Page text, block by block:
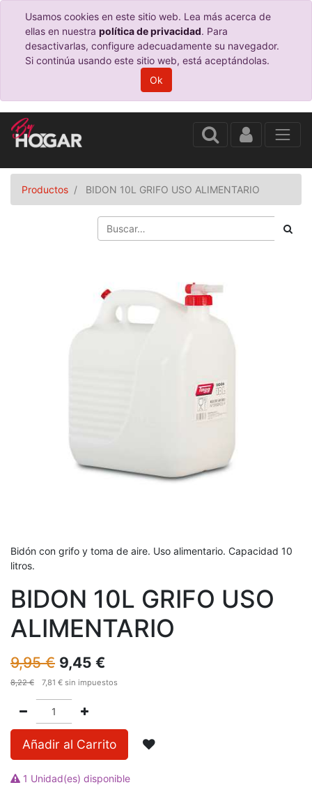
Usamos cookies en este sitio web. Lea más acerca de
ellas en nuestra política de privacidad. Para
desactivarlas, configure adecuadamente su navegador.
Si continúa usando este sitio web, está aceptándolas.
Ok
Productos BIDON 10L GRIFO USO ALIMENTARIO
Bidón con grifo y toma de aire. Uso alimentario. Capacidad 10
litros.
BIDON 10L GRIFO USO
ALIMENTARIO
9,95€ 9,45 €
8,22€ 7,81 € sin impuestos
Añadir al Carrito
1 Unidad(es) disponible